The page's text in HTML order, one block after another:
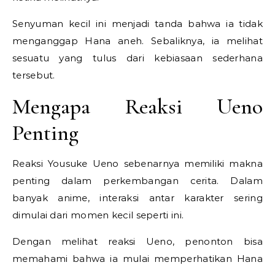
Senyuman kecil ini menjadi tanda bahwa ia tidak
menganggap Hana aneh. Sebaliknya, ia melihat
sesuatu yang tulus dari kebiasaan sederhana
tersebut.
Mengapa Reaksi Ueno
Penting
Reaksi Yousuke Ueno sebenarnya memiliki makna
penting dalam perkembangan cerita. Dalam
banyak anime, interaksi antar karakter sering
dimulai dari momen kecil seperti ini.
Dengan melihat reaksi Ueno, penonton bisa
memahami bahwa ia mulai memperhatikan Hana